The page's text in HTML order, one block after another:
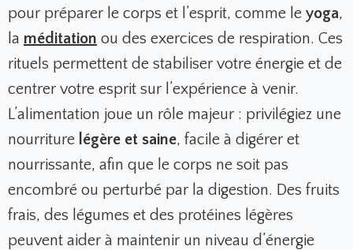
pour préparer le corps et l’esprit, comme le yoga,
la méditation ou des exercices de respiration. Ces
rituels permettent de stabiliser votre énergie et de
centrer votre esprit sur l’expérience à venir.
L’alimentation joue un rôle majeur : privilégiez une
nourriture légère et saine, facile à digérer et
nourrissante, afin que le corps ne soit pas
encombré ou perturbé par la digestion. Des fruits
frais, des légumes et des protéines légères
peuvent aider à maintenir un niveau d’énergie